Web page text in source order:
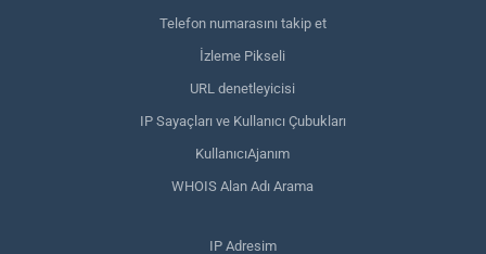
Telefon numarasını takip et
İzleme Pikseli
URL denetleyicisi
IP Sayaçları ve Kullanıcı Çubukları
KullanıcıAjanım
WHOIS Alan Adı Arama
IP Adresim